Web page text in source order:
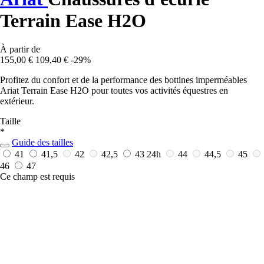
Terrain Ease H2O
À partir de
155,00 € 109,40 € -29%
Profitez du confort et de la performance des bottines imperméables
Ariat Terrain Ease H2O pour toutes vos activités équestres en
extérieur.
Taille
*
Guide des tailles
41
41,5 42 42,5 43 24h 44 44,5
45
46
47
Ce champ est requis